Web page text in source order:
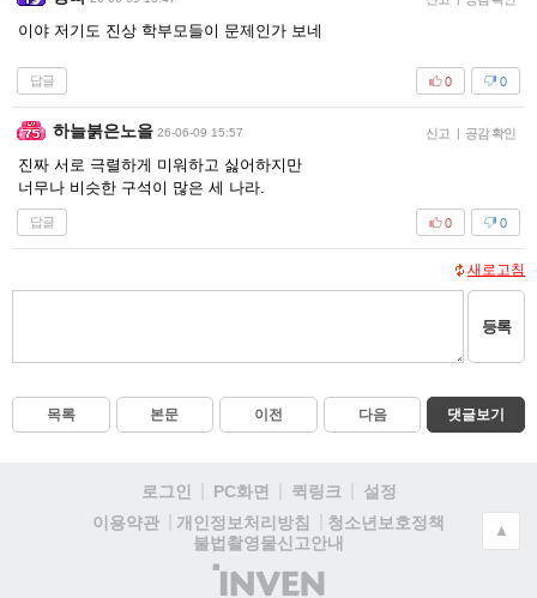
이야 저기도 진상 학부모들이 문제인가 보네
답글 0
0
하늘붉은노을 26-06-09 15:57 신고 공감 확인
진짜 서로 극렬하게 미워하고 싫어하지만
너무나 비슷한 구석이 많은 세 나라.
답글 0
0
새로고침
등록
목록 본문 이전 다음 댓글보기
로그인 PC화면 퀵링크
설정
이용약관
개인정보처리방침
청소년보호정책
불법촬영물신고안내
(주)
▲